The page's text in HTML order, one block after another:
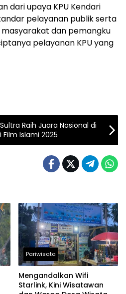
dari upaya KPU Kendari
pelayanan publik serta
dan pemangku
pelayanan KPU yang
Raih Juara Nasional di
Islami 2025
Pariwisata
Mengandalkan Wifi
Starlink, Kini Wisatawan